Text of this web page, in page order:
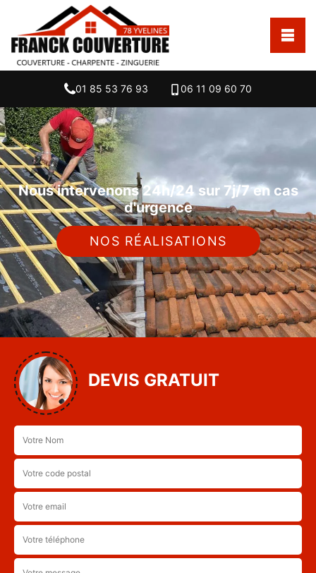
01 85 53 76 93 06 11 09 60 70
Nous intervenons 24h/24 sur 7j/7 en cas
d'urgence
NOS RÉALISATIONS
DEVIS GRATUIT